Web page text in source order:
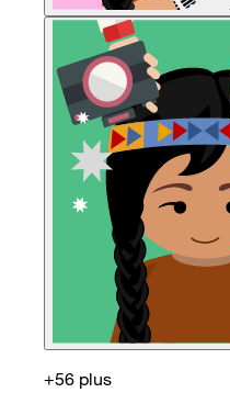
+56 plus